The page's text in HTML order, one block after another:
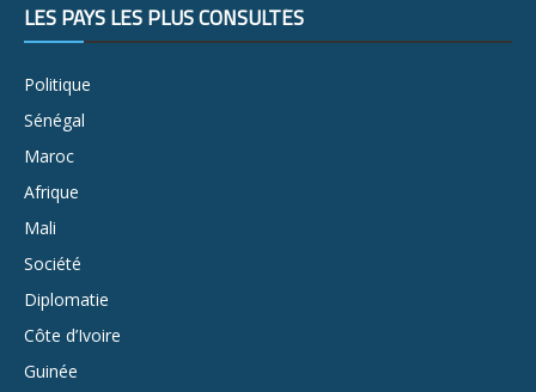
LES PAYS LES PLUS CONSULTÉS
Politique
Sénégal
Maroc
Afrique
Mali
Société
Diplomatie
Côte d’Ivoire
Guinée